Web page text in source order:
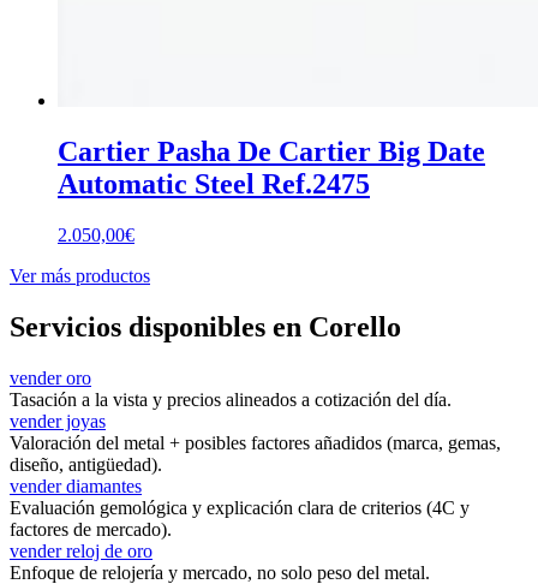
Cartier Pasha De Cartier Big Date
Automatic Steel Ref.2475
2.050,00€
Ver más productos
Servicios disponibles en Corello
vender oro
Tasación a la vista y precios alineados a cotización del día.
vender joyas
Valoración del metal + posibles factores añadidos (marca, gemas,
diseño, antigüedad).
vender diamantes
Evaluación gemológica y explicación clara de criterios (4C y
factores de mercado).
vender reloj de oro
Enfoque de relojería y mercado, no solo peso del metal.